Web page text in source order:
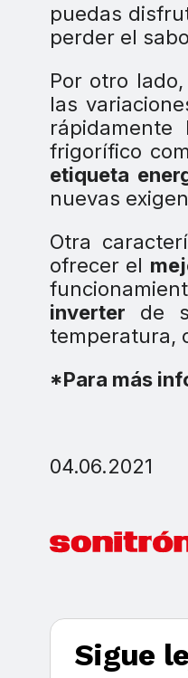
puedas
perder el
Por otro
las
frigorífico
etiqueta
nuevas
Otra
ofrecer el
inverter de
temperatura,
*Para más
04.06.2021
Sigue